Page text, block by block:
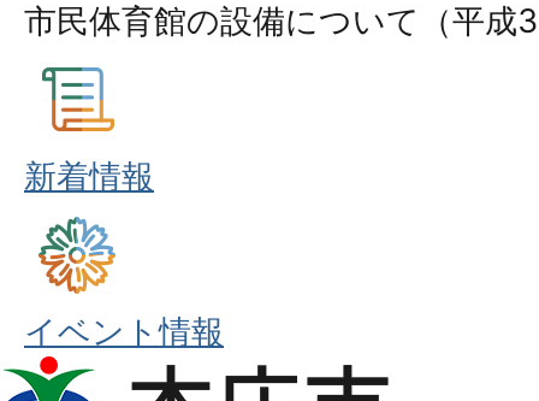
市民体育館の設備について（平成
新着情報
イベント情報
本